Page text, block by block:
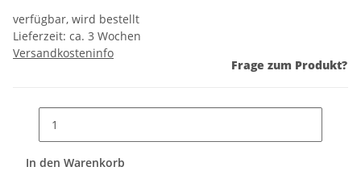
verfügbar, wird bestellt
Lieferzeit: ca. 3 Wochen
Versandkosteninfo
Frage zum Produkt?
In den Warenkorb